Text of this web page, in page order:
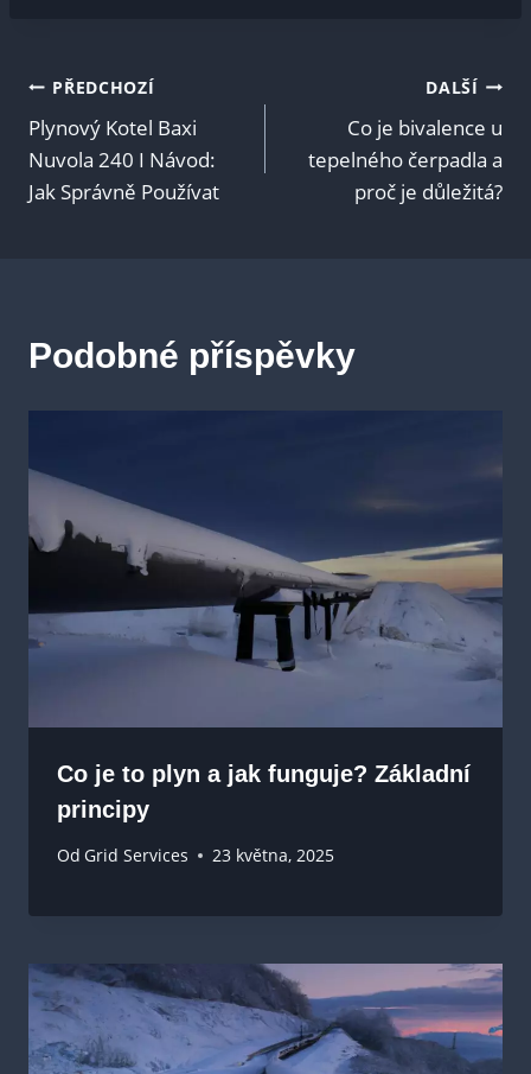
Navigace
pro
příspěvek
PŘEDCHOZÍ
Plynový Kotel Baxi
Nuvola 240 I Návod:
Jak Správně Používat
DALŠÍ
Co je bivalence u
tepelného čerpadla a
proč je důležitá?
Podobné příspěvky
Co je to plyn a jak funguje? Základní
principy
Od Grid Services 23 května, 2025